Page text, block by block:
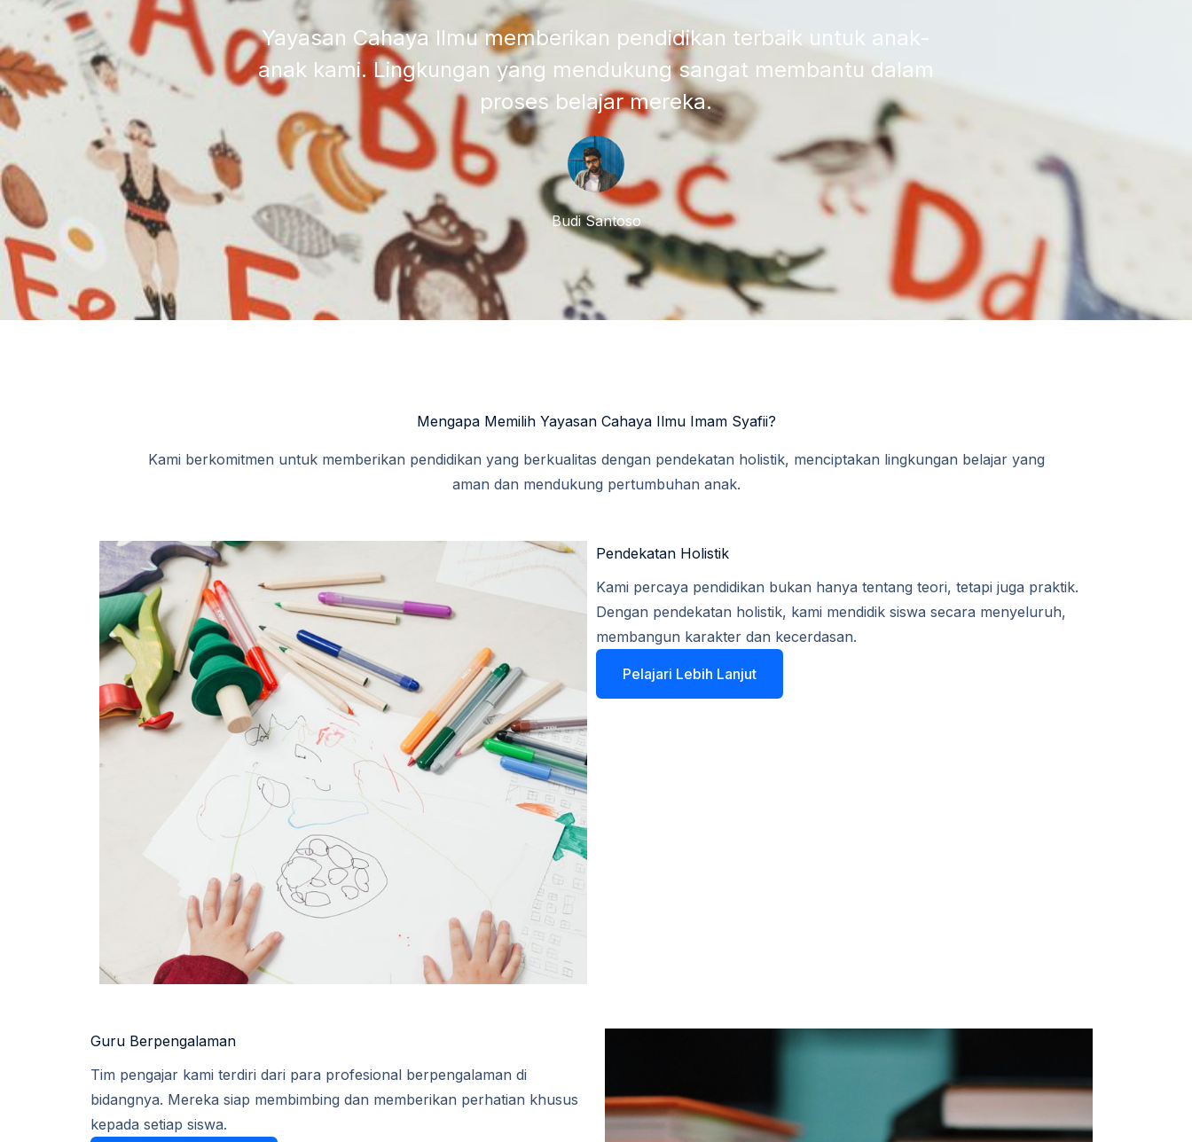
Yayasan Cahaya Ilmu memberikan pendidikan terbaik untuk anak-
anak kami. Lingkungan yang mendukung sangat membantu dalam
proses belajar mereka.
Budi Santoso
Mengapa Memilih Yayasan Cahaya Ilmu Imam Syafii?
Kami berkomitmen untuk memberikan pendidikan yang berkualitas dengan pendekatan holistik, menciptakan lingkungan belajar yang
aman dan mendukung pertumbuhan anak.
Pendekatan Holistik​
Kami percaya pendidikan bukan hanya tentang teori, tetapi juga praktik.
Dengan pendekatan holistik, kami mendidik siswa secara menyeluruh,
membangun karakter dan kecerdasan.
Pelajari Lebih Lanjut
Guru Berpengalaman​
Tim pengajar kami terdiri dari para profesional berpengalaman di
bidangnya. Mereka siap membimbing dan memberikan perhatian khusus
kepada setiap siswa.